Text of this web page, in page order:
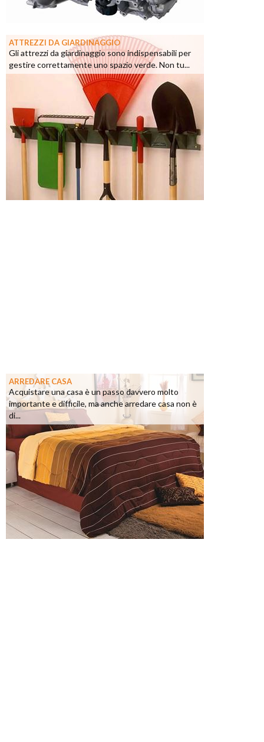
ATTREZZI DA GIARDINAGGIO
Gli attrezzi da giardinaggio sono indispensabili per
gestire correttamente uno spazio verde. Non tu...
ARREDARE CASA
Acquistare una casa è un passo davvero molto
importante e difficile, ma anche arredare casa non è
di...